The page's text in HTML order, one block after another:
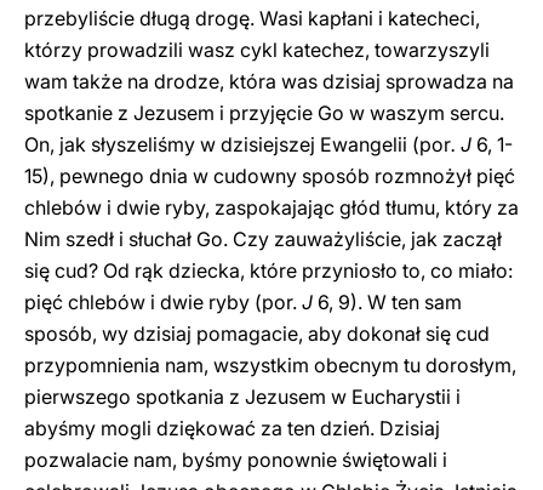
przebyliście długą drogę. Wasi kapłani i katecheci,
którzy prowadzili wasz cykl katechez, towarzyszyli
wam także na drodze, która was dzisiaj sprowadza na
spotkanie z Jezusem i przyjęcie Go w waszym sercu.
On, jak słyszeliśmy w dzisiejszej Ewangelii (por. J 6, 1-
15), pewnego dnia w cudowny sposób rozmnożył pięć
chlebów i dwie ryby, zaspokajając głód tłumu, który za
Nim szedł i słuchał Go. Czy zauważyliście, jak zaczął
się cud? Od rąk dziecka, które przyniosło to, co miało:
pięć chlebów i dwie ryby (por. J 6, 9). W ten sam
sposób, wy dzisiaj pomagacie, aby dokonał się cud
przypomnienia nam, wszystkim obecnym tu dorosłym,
pierwszego spotkania z Jezusem w Eucharystii i
abyśmy mogli dziękować za ten dzień. Dzisiaj
pozwalacie nam, byśmy ponownie świętowali i